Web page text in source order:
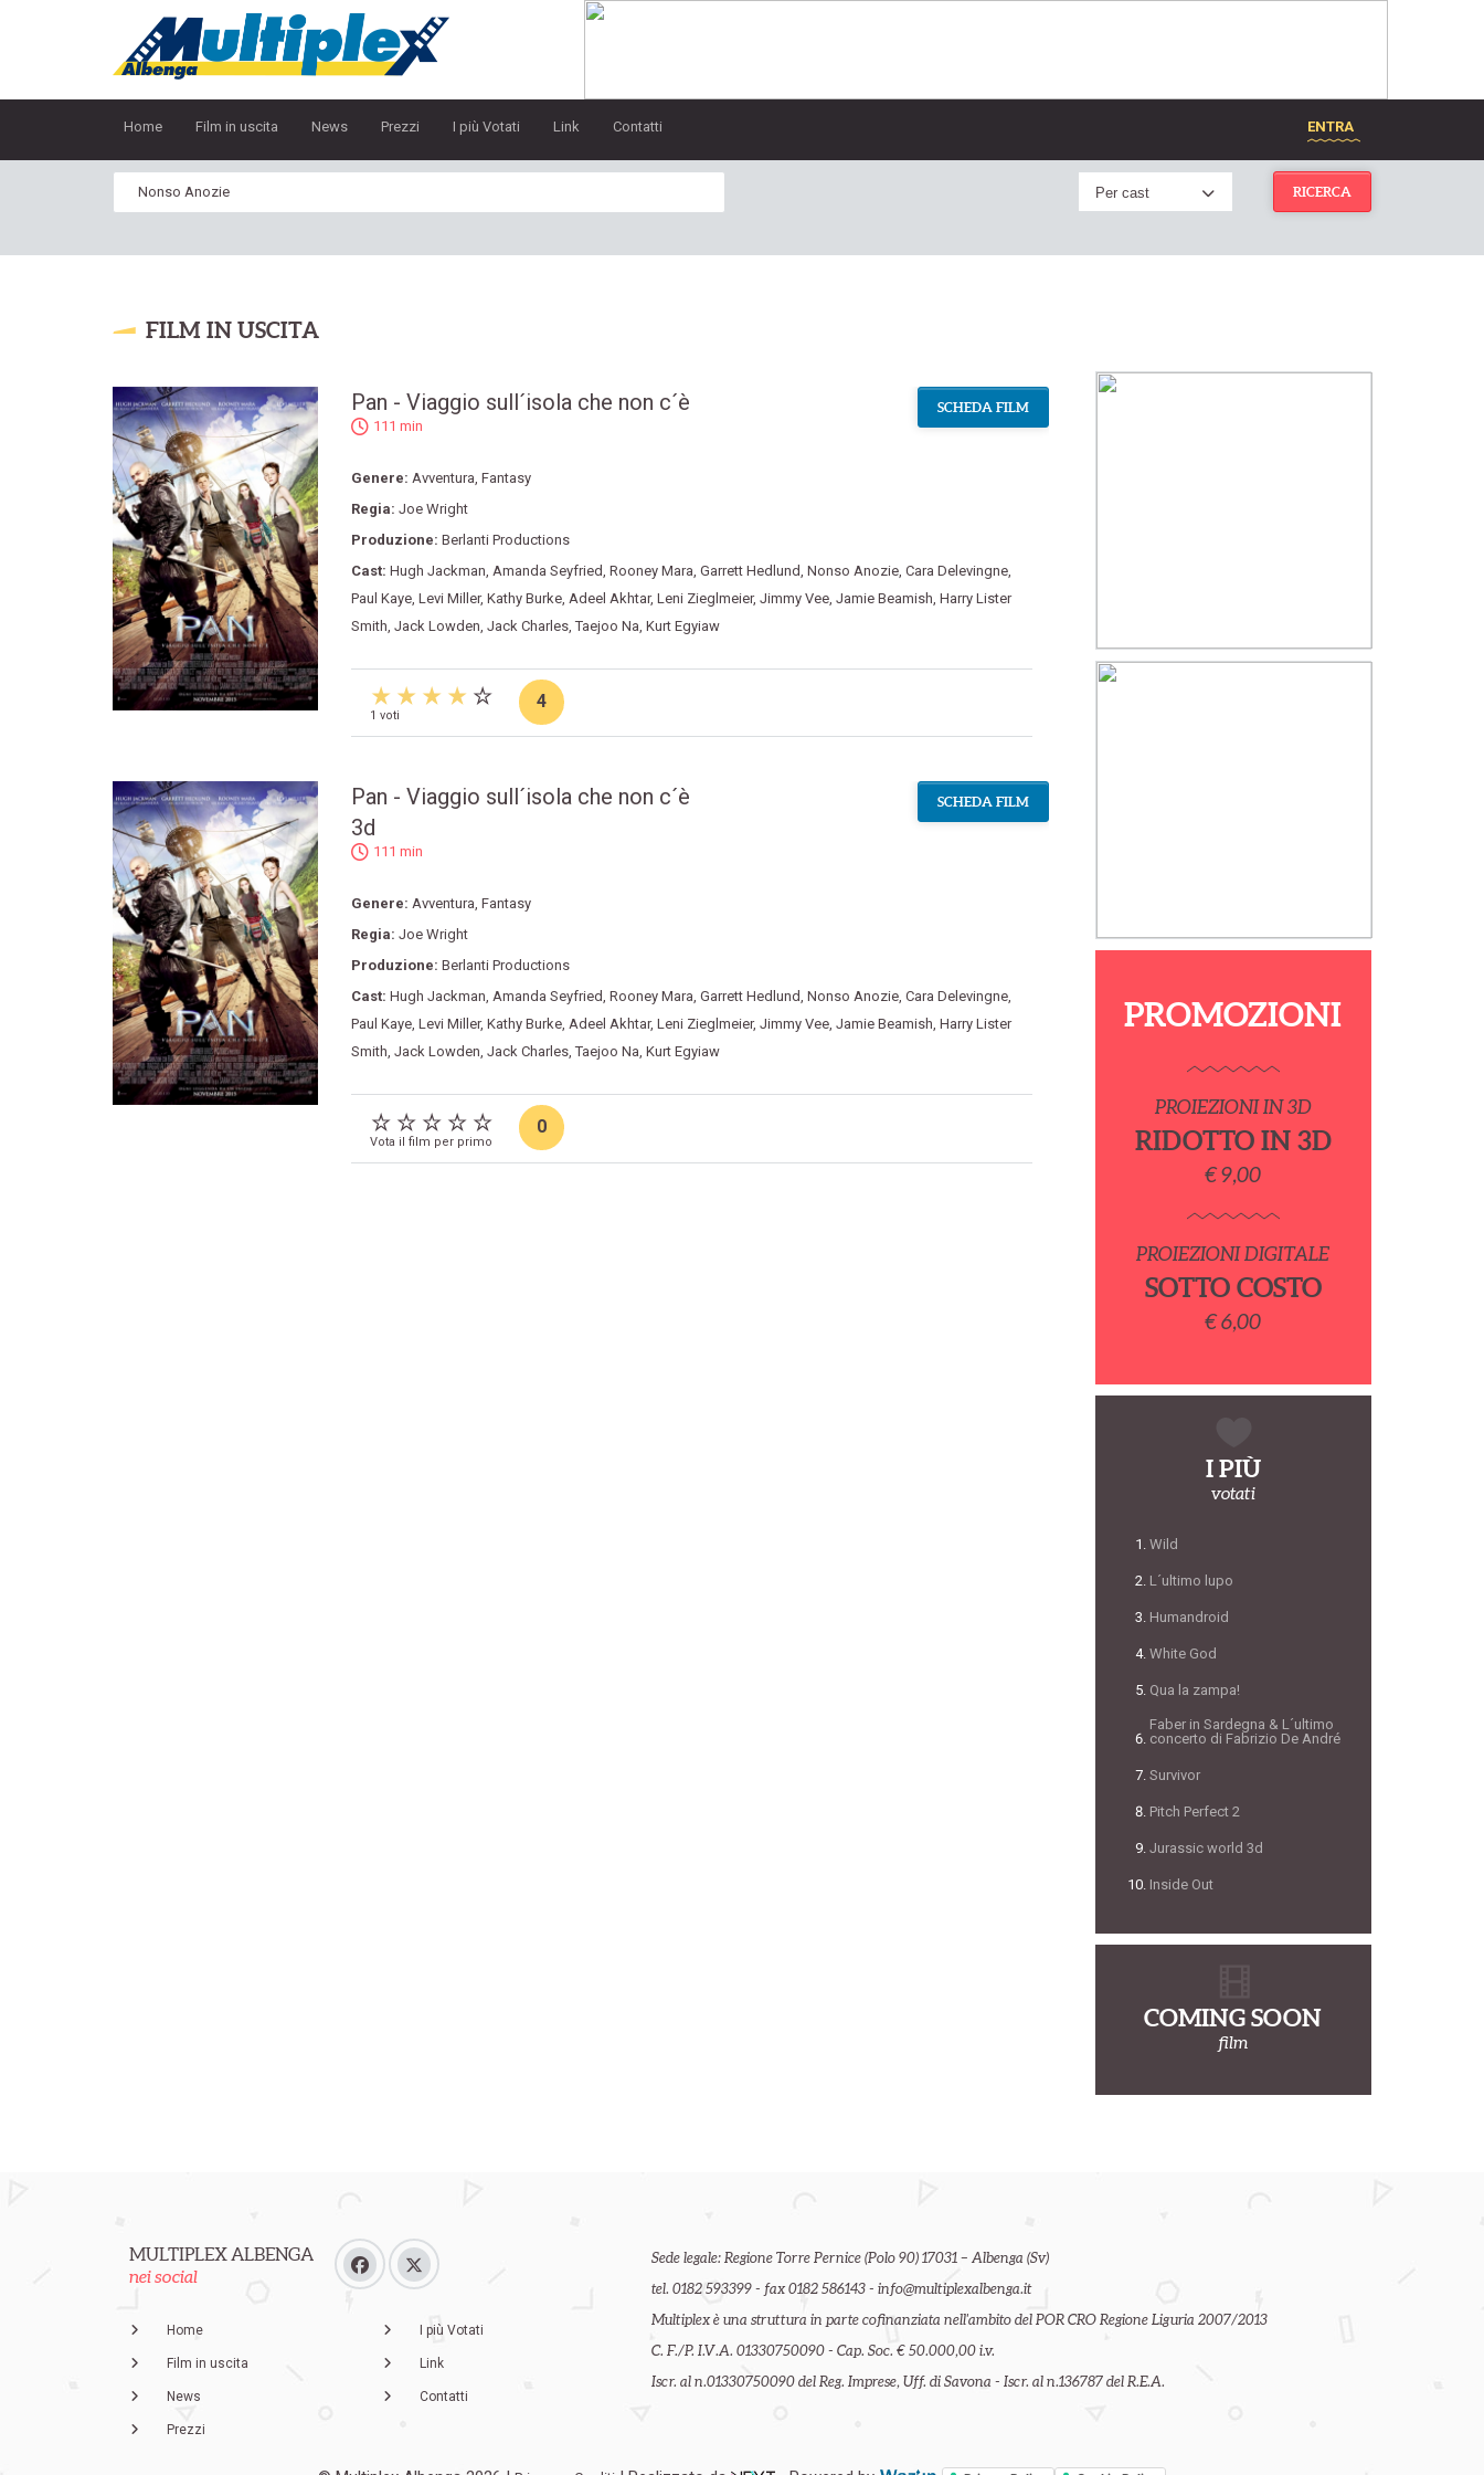
Home Film in uscita News Prezzi I più Votati Link Contatti ENTRA
Per cast RICERCA
FILM IN USCITA
Pan - Viaggio sull´isola che non c´è
111 min
Genere: Avventura, Fantasy
Regia: Joe Wright
Produzione: Berlanti Productions
Cast: Hugh Jackman, Amanda Seyfried, Rooney Mara, Garrett Hedlund, Nonso Anozie, Cara Delevingne,
Paul Kaye, Levi Miller, Kathy Burke, Adeel Akhtar, Leni Zieglmeier, Jimmy Vee, Jamie Beamish, Harry Lister
Smith, Jack Lowden, Jack Charles,Taejoo Na, Kurt Egyiaw
SCHEDA FILM
1 voti
4
Pan - Viaggio sull´isola che non c´è
3d
111 min
Genere: Avventura, Fantasy
Regia: Joe Wright
Produzione: Berlanti Productions
Cast: Hugh Jackman, Amanda Seyfried, Rooney Mara, Garrett Hedlund, Nonso Anozie, Cara Delevingne,
Paul Kaye, Levi Miller, Kathy Burke, Adeel Akhtar, Leni Zieglmeier, Jimmy Vee, Jamie Beamish, Harry Lister
Smith, Jack Lowden, Jack Charles,Taejoo Na, Kurt Egyiaw
SCHEDA FILM
Vota il film per primo
0
PROMOZIONI
PROIEZIONI IN 3D
RIDOTTO IN 3D
€ 9,00
PROIEZIONI DIGITALE
SOTTO COSTO
€ 6,00
I PIÙ
votati
Wild
L´ultimo lupo
Humandroid
White God
Qua la zampa!
Faber in Sardegna & L´ultimo
concerto di Fabrizio De André
Survivor
Pitch Perfect 2
Jurassic world 3d
Inside Out
COMING SOON
film
MULTIPLEX ALBENGA
nei social
Home
Film in uscita
News
Prezzi
I più Votati
Link
Contatti
Sede legale: Regione Torre Pernice (Polo 90) 17031 – Albenga (Sv)
tel. 0182 593399 - fax 0182 586143 - info@multiplexalbenga.it
Multiplex è una struttura in parte cofinanziata nell'ambito del POR CRO Regione Liguria 2007/2013
C. F./P. I.V.A. 01330750090 - Cap. Soc. € 50.000,00 i.v.
Iscr. al n.01330750090 del Reg. Imprese, Uff. di Savona - Iscr. al n.136787 del R.E.A.